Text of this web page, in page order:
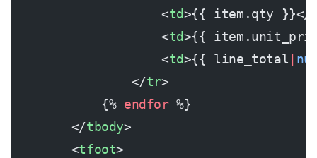
                    <
td>{{ item.qty }}</
                    <
td>{{
                    <
td>{{ line_total
                </
tr>
            {%
endfor %}
        </
tbody>
        <
tfoot>